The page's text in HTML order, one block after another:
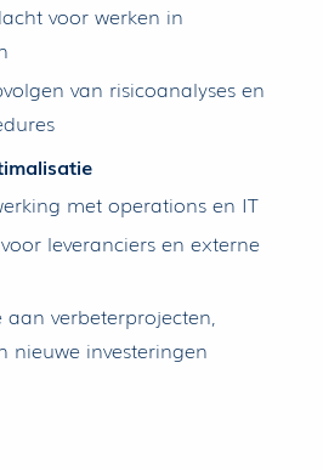
voor werken in
van risicoanalyses en
met operations en IT
leveranciers en externe
aan verbeterprojecten,
nieuwe investeringen